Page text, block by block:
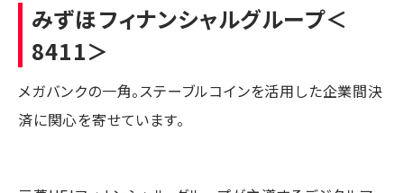
みずほフィナンシャルグループ＜
8411＞
メガバンクの一角。ステーブルコインを活用した企業間決
済に関心を寄せています。